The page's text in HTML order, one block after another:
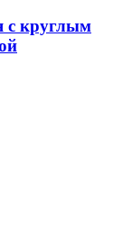
с круглым